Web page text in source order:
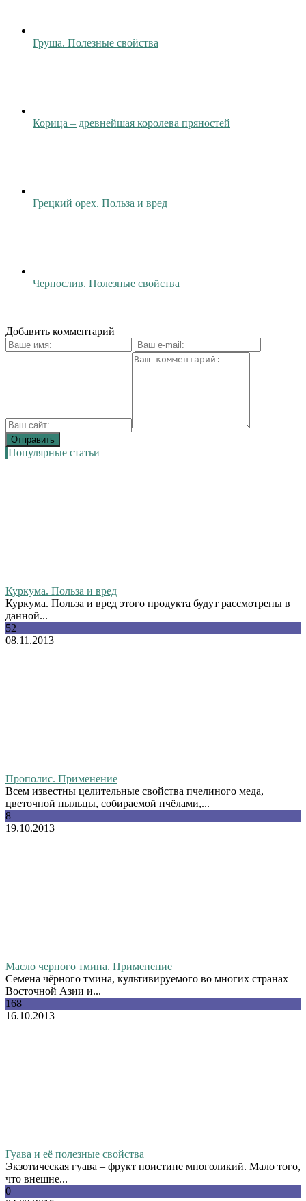
Груша. Полезные свойства
Корица – древнейшая королева пряностей
Грецкий орех. Польза и вред
Чернослив. Полезные свойства
Добавить комментарий
Популярные статьи
Куркума. Польза и вред
Куркума. Польза и вред этого продукта будут рассмотрены в
данной...
52
08.11.2013
Прополис. Применение
Всем известны целительные свойства пчелиного меда,
цветочной пыльцы, собираемой пчёлами,...
8
19.10.2013
Масло черного тмина. Применение
Семена чёрного тмина, культивируемого во многих странах
Восточной Азии и...
168
16.10.2013
Гуава и её полезные свойства
Экзотическая гуава – фрукт поистине многоликий. Мало того,
что внешне...
0